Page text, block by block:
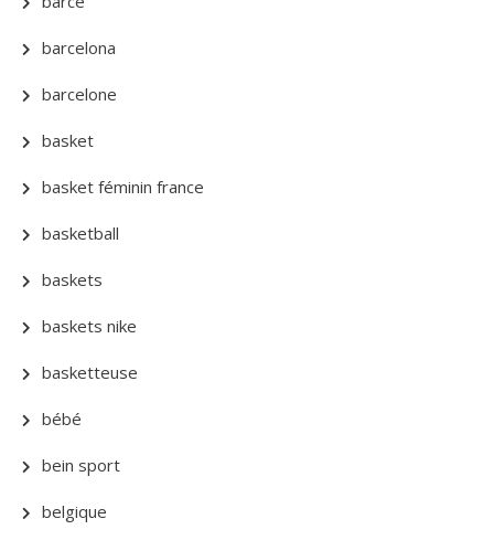
barcelona
barcelone
basket
basket féminin france
basketball
baskets
baskets nike
basketteuse
bébé
bein sport
belgique